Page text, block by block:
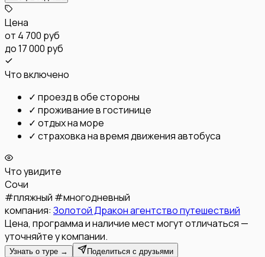
Цена
от 4 700 руб
до 17 000 руб
Что включено
✓ проезд в обе стороны
✓ проживание в гостинице
✓ отдых на море
✓ страховка на время движения автобуса
Что увидите
Сочи
#пляжный #многодневный
компания: Золотой Дракон агентство путешествий
Цена, программа и наличие мест могут отличаться —
уточняйте у компании.
Узнать о туре → Поделиться с друзьями